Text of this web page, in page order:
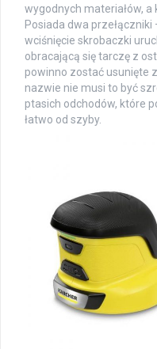
wygodnych materiałów, a
Posiada dwa
wciśnięcie skrobaczki
obracającą się tarczę z
powinno zostać usunięte
nazwie nie musi to być
ptasich odchodów, które
łatwo od szyby.